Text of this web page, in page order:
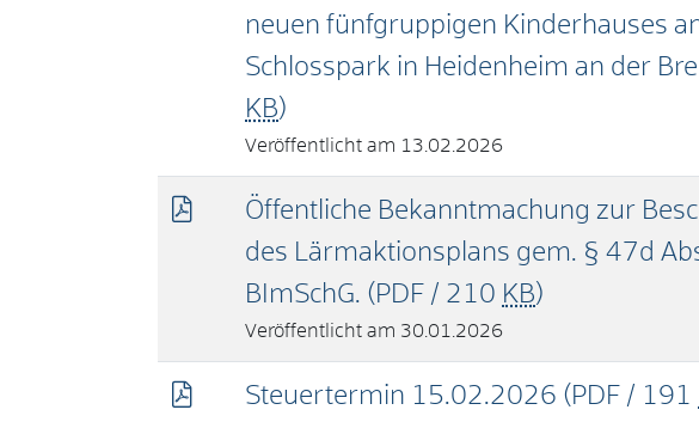
neuen fünfgruppigen Kinderhauses
Schlosspark in Heidenheim an der
KB)
13.02.2026
Öffentliche Bekanntmachung zur
des Lärmaktionsplans gem. § 47d
BImSchG. (PDF / 210 KB)
30.01.2026
Steuertermin 15.02.2026 (PDF / 191